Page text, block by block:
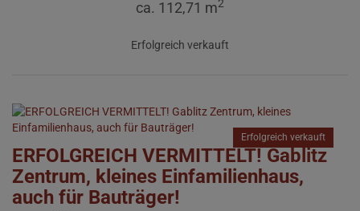
ca. 112,71 m2
Erfolgreich verkauft
Erfolgreich verkauft
ERFOLGREICH VERMITTELT! Gablitz
Zentrum, kleines Einfamilienhaus,
auch für Bauträger!